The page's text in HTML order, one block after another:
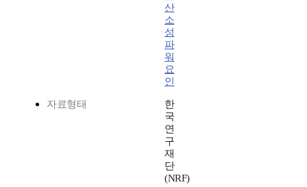
산
소
성
파
워
요
인
자료형태
한
국
연
구
재
단
(NRF)